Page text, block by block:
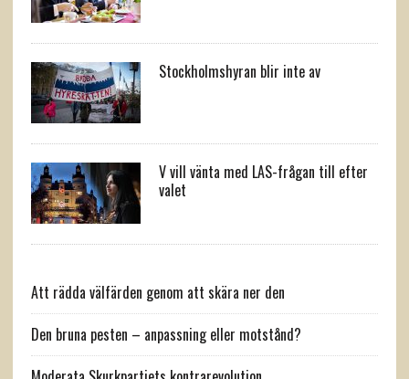
Stockholmshyran blir inte av
V vill vänta med LAS-frågan till efter
valet
Att rädda välfärden genom att skära ner den
Den bruna pesten – anpassning eller motstånd?